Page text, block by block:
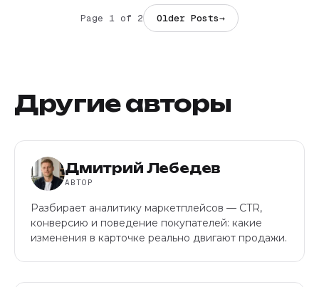
Page 1 of 2 Older Posts→
Другие авторы
Дмитрий Лебедев
АВТОР
Разбирает аналитику маркетплейсов — CTR,
конверсию и поведение покупателей: какие
изменения в карточке реально двигают продажи.